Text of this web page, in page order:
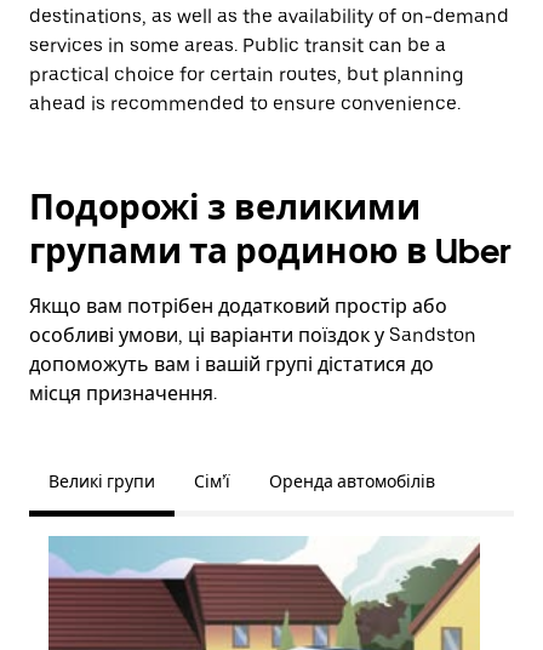
destinations, as well as the availability of on-demand
services in some areas. Public transit can be a
practical choice for certain routes, but planning
ahead is recommended to ensure convenience.
Подорожі з великими
групами та родиною в Uber
Якщо вам потрібен додатковий простір або
особливі умови, ці варіанти поїздок у Sandston
допоможуть вам і вашій групі дістатися до
місця призначення.
Великі групи Сім’ї Оренда автомобілів